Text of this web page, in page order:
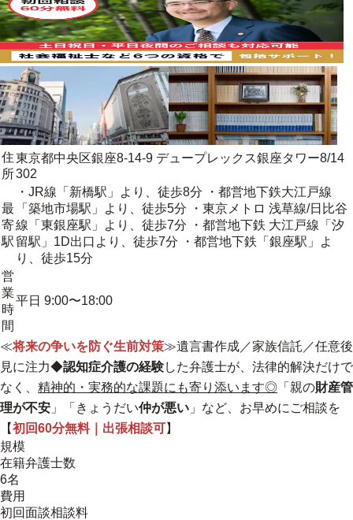
住
所
東京都中央区銀座8-14-9 デュープレックス銀座タワー8/14
302
最
寄
駅
・JR線「新橋駅」より、徒歩8分 ・都営地下鉄大江戸線
「築地市場駅」より、徒歩5分 ・東京メトロ 浅草線/日比谷
線「東銀座駅」より、徒歩7分 ・都営地下鉄 大江戸線「汐
留駅」1D出口より、徒歩7分 ・都営地下鉄「銀座駅」よ
り、徒歩15分
営
業
時
間
平日 9:00〜18:00
≪将来の争いを防ぐ生前対策≫遺言書作成／家族信託／任意後
見に注力◆認知症介護の経験した弁護士が、法律的解決だけで
なく、 精神的・実務的な課題にも寄り添います◎ 「親の財産管
理が不安 」「きょうだい仲が悪い 」など、お早めにご相談を
【初回60分無料｜出張相談可】
規模
在籍弁護士数
6名
費用
初回面談相談料